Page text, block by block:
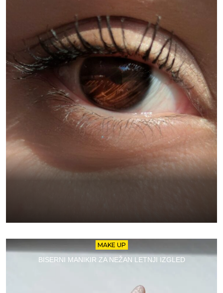
MAKE UP
BISERNI MANIKIR ZA NEŽAN LETNJI IZGLED